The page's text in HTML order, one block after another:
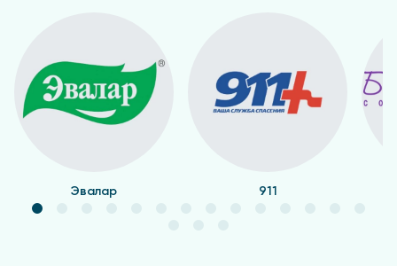
Эвалар 911